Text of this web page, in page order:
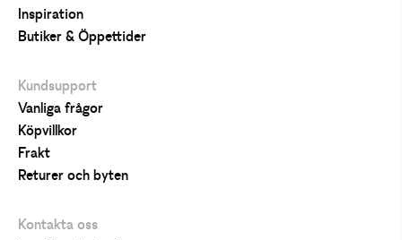
Inspiration
Butiker & Öppettider
Kundsupport
Vanliga frågor
Köpvillkor
Frakt
Returer och byten
Kontakta oss